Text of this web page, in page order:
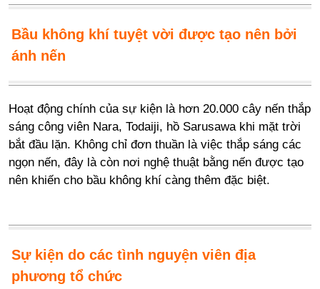
Bầu không khí tuyệt vời được tạo nên bởi
ánh nến
Hoạt động chính của sự kiện là hơn 20.000 cây nến thắp
sáng công viên Nara, Todaiji, hồ Sarusawa khi mặt trời
bắt đầu lặn. Không chỉ đơn thuần là việc thắp sáng các
ngọn nến, đây là còn nơi nghệ thuật bằng nến được tạo
nên khiến cho bầu không khí càng thêm đặc biệt.
Sự kiện do các tình nguyện viên địa
phương tổ chức